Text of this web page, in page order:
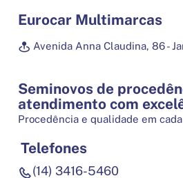
Eurocar Multimarcas
Avenida Anna Claudina, 86 -
Seminovos de
atendimento com
Procedência e qualidade em
Telefones
(14) 3416-5460